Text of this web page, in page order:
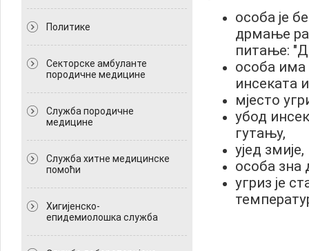
Политикe
Секторске амбуланте
породичне медицине
Служба породичне
медицине
Служба хитне медицинске
помоћи
Хигијенско-
епидемиолошка служба
особа је
дрмање
питање:
особа има
инсеката
мјесто
убод
гутању,
ујед
особа зна
угриз је